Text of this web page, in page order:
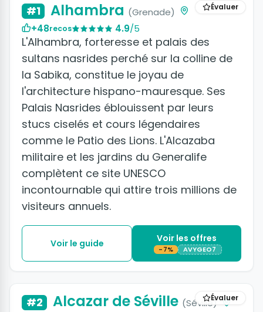
Évaluer
#1 Alhambra (Grenade)
+48recos 4.9/5
L'Alhambra, forteresse et palais des
sultans nasrides perché sur la colline de
la Sabika, constitue le joyau de
l'architecture hispano-mauresque. Ses
Palais Nasrides éblouissent par leurs
stucs ciselés et cours légendaires
comme le Patio des Lions. L'Alcazaba
militaire et les jardins du Generalife
complètent ce site UNESCO
incontournable qui attire trois millions de
visiteurs annuels.
Voir le guide Voir les offres
-7% AVYGEO7
Évaluer
#2 Alcazar de Séville (Séville)